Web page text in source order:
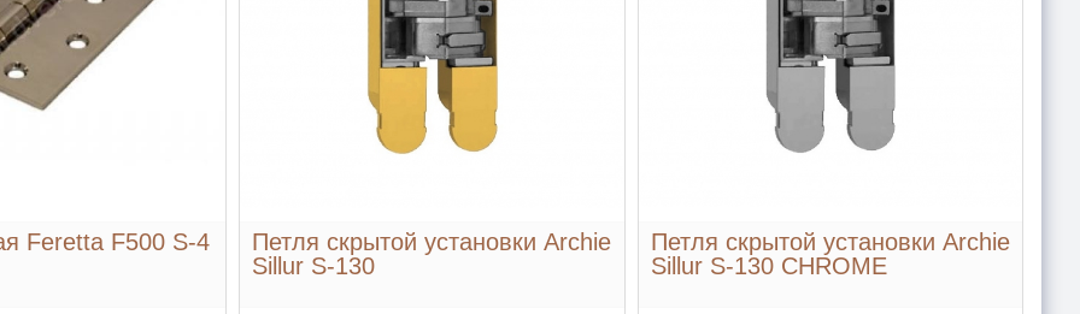
Feretta F500 S-4
Петля скрытой установки Archie
Sillur S-130
Петля скрытой установки Archie
Sillur S-130 CHROME